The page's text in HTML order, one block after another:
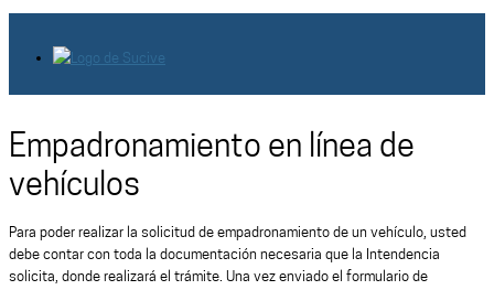
Empadronamiento en línea de
vehículos
Para poder realizar la solicitud de empadronamiento de un vehículo, usted
debe contar con toda la documentación necesaria que la Intendencia
solicita, donde realizará el trámite. Una vez enviado el formulario de